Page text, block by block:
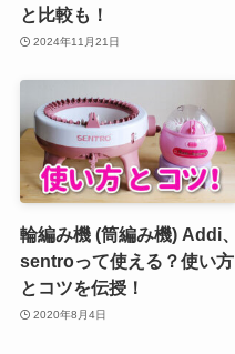
と比較も！
2024年11月21日
輪編み機 (筒編み機) Addi、
sentroって使える？使い方
とコツを伝授！
2020年8月4日